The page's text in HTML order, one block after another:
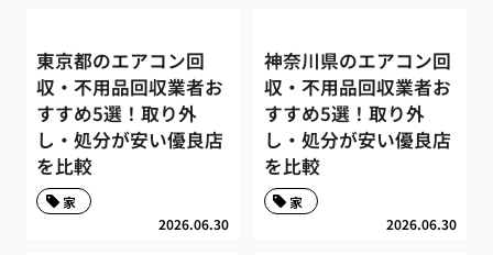
東京都のエアコン回
収・不用品回収業者お
すすめ5選！取り外
し・処分が安い優良店
を比較
2026.06.30
家
神奈川県のエアコン回
収・不用品回収業者お
すすめ5選！取り外
し・処分が安い優良店
を比較
2026.06.30
家